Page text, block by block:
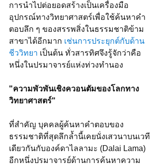
การนำไปต่อยอดสร้างเป็นเครื่องมือ
อุปกรณ์ทางวิทยาศาสตร์เพื่อใช้ค้นหาคำ
ตอบลึก ๆ ของสรรพสิ่งในธรรมชาติข้าม
สาขาได้อีกมาก เช่นการประยุกต์กับด้าน
ชีววิทยา เป็นต้น ทั่วสารทิศจึงรู้จักว่าคือ
หนึ่งในปรมาจารย์แห่งท่วงทำนอง
"ความพัวพันเชิงควอนตัมของโลกทาง
วิทยาศาสตร์"
ที่สำคัญ บุคคลผู้ค้นหาคำตอบของ
ธรรมชาติที่สุดลึกล้ำนี้เคยนั่งเสวนาบนเวที
เดียวกันกับองค์ดาไลลามะ (Dalai Lama)
อีกหนึ่งปรมาจารย์ด้านการค้นหาความ